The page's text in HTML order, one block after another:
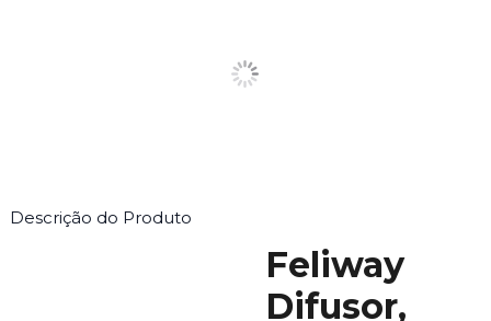
Descrição do Produto
Feliway
Difusor,